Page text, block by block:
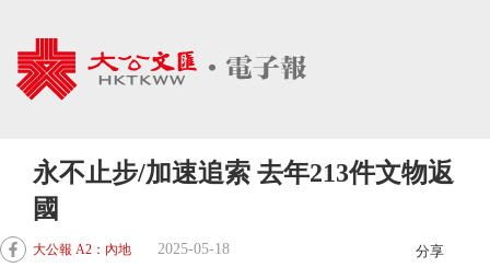
永不止步/加速追索 去年213件文物返
國
大公報 A2：內地 2025-05-18 分享